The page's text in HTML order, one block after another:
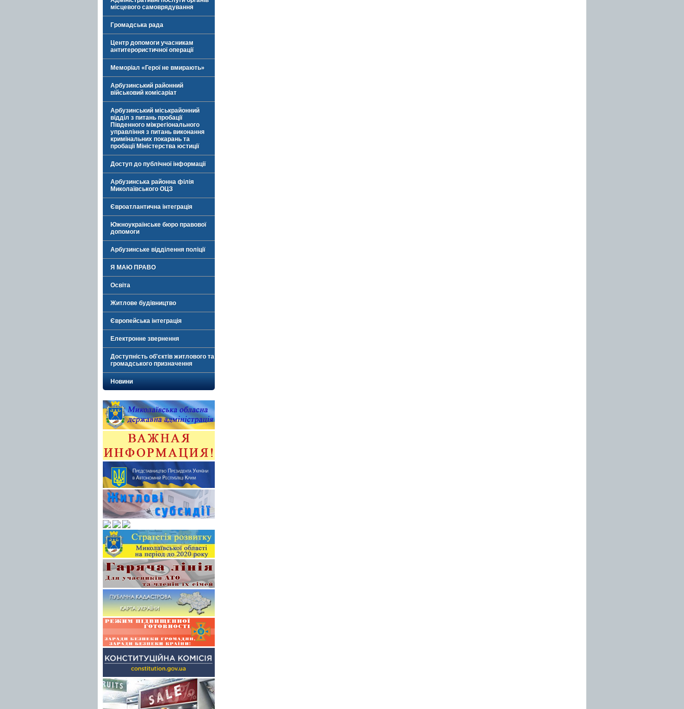
місцевого самоврядування
Громадська рада
Центр допомоги учасникам
антитерористичної операції
Меморіал «Герої не вмирають»
Арбузинський районний
військовий комісаріат
Арбузинський міськрайонний
відділ з питань пробації
Південного міжрегіонального
управління з питань виконання
кримінальних покарань та
пробації Міністерства юстиції
Доступ до публічної інформації
Арбузинська районна філія
Миколаївського ОЦЗ
Євроатлантична інтеграція
Южноукраїнське бюро правової
допомоги
Арбузинське відділення поліції
Я МАЮ ПРАВО
Освіта
Житлове будівництво
Європейська інтеграція
Електронне звернення
Доступність об'єктів житлового та
громадського призначення
Новини